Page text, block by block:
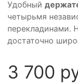
Удобный
четырьмя
перекладинами.
достаточно
3 700